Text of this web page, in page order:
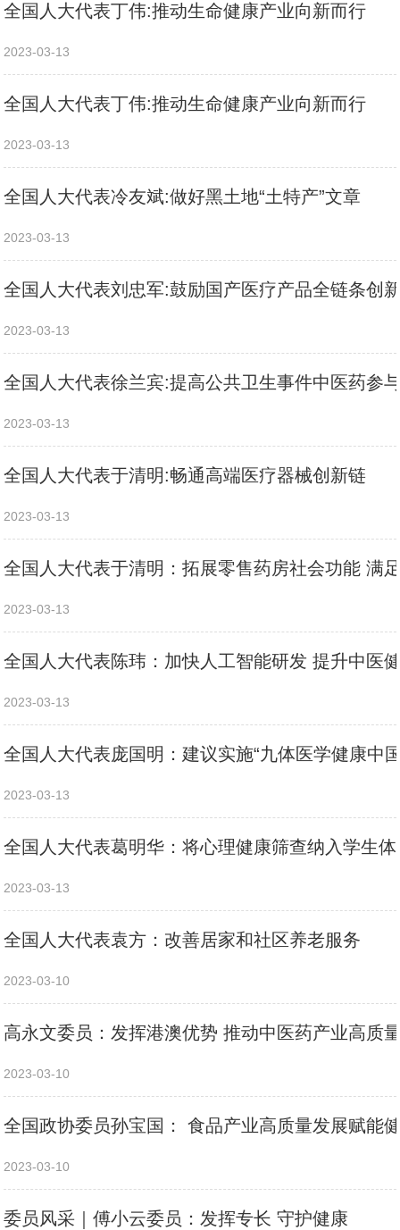
全国人大代表丁伟:推动生命健康产业向新而行
2023-03-13
全国人大代表丁伟:推动生命健康产业向新而行
2023-03-13
全国人大代表冷友斌:做好黑土地“土特产”文章
2023-03-13
全国人大代表刘忠军:鼓励国产医疗产品全链条创
2023-03-13
全国人大代表徐兰宾:提高公共卫生事件中医药参
2023-03-13
全国人大代表于清明:畅通高端医疗器械创新链
2023-03-13
全国人大代表于清明：拓展零售药房社会功能 满
2023-03-13
全国人大代表陈玮：加快人工智能研发 提升中医
2023-03-13
全国人大代表庞国明：建议实施“九体医学健康中
2023-03-13
全国人大代表葛明华：将心理健康筛查纳入学生
2023-03-13
全国人大代表袁方：改善居家和社区养老服务
2023-03-10
高永文委员：发挥港澳优势 推动中医药产业高质
2023-03-10
全国政协委员孙宝国： 食品产业高质量发展赋能
2023-03-10
委员风采｜傅小云委员：发挥专长 守护健康